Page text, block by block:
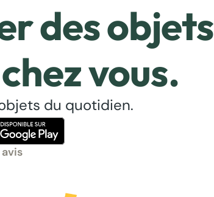
des objets
vous.
du quotidien.
avis